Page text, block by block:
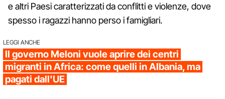
e altri Paesi caratterizzati da conflitti e violenze, dove
spesso i ragazzi hanno perso i famigliari.
LEGGI ANCHE
Il governo Meloni vuole aprire dei centri
migranti in Africa: come quelli in Albania, ma
pagati dall'UE